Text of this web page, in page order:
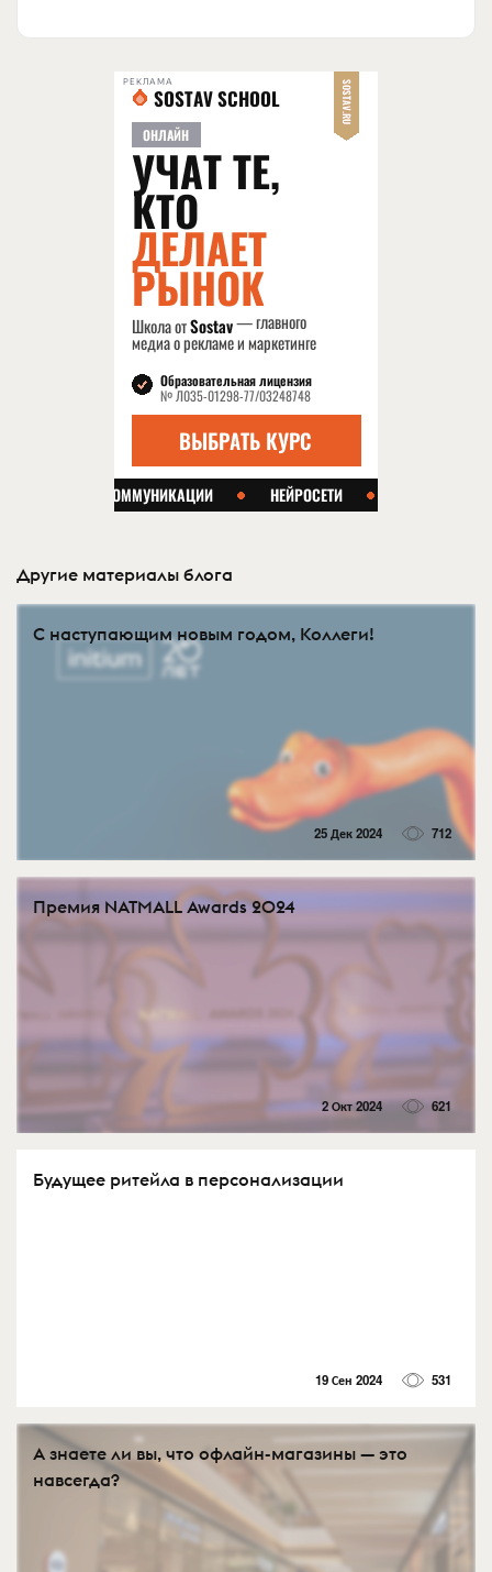
РЕКЛАМА
Другие материалы блога
С наступающим новым годом, Коллеги!
25 Дек 2024 712
Премия NATMALL Awards 2024
2 Окт 2024 621
Будущее ритейла в персонализации
19 Сен 2024 531
А знаете ли вы, что офлайн-магазины — это
навсегда?